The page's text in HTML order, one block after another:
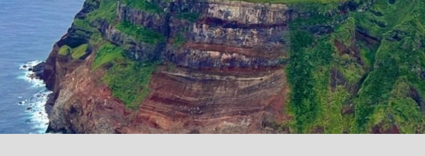
「90%は失敗する。でも…」本田圭佑が初めて明かした日本代表監督に...
終戦から81年
#藤田晋 #三山凌輝 #高市早苗 #後藤真希 #森
#玉木雄一郎
#亀和田武